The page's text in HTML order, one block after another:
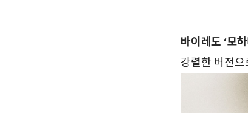
바이레도 ‘모
강렬한 버전